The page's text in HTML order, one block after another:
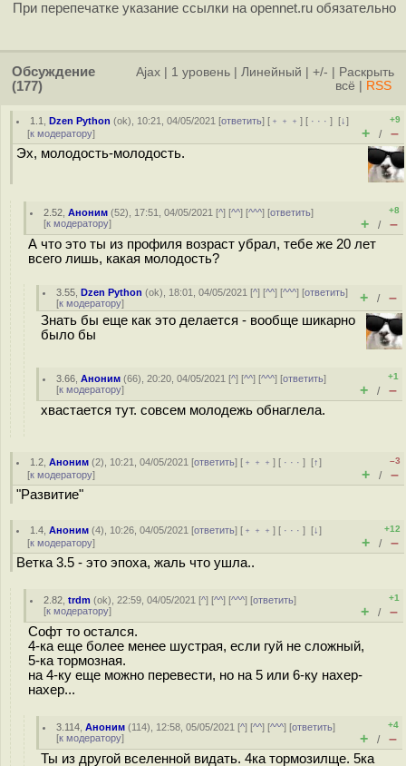
При перепечатке указание ссылки на opennet.ru обязательно
Обсуждение
(177)
Ajax 1 уровень Линейный +/-
Раскрыть
всё
RSS
1.1 ,Dzen Python (ok), 10:21, 04/05/2021 [ответить] [ ﹢﹢﹢] [ · · ·][↓]
[к модератору]
+9
+ / –
Эх, молодость-молодость.
2.52 ,Аноним (52), 17:51, 04/05/2021 [^] [^^] [^^^] [ответить]
[к модератору]
+8
+ / –
А что это ты из профиля возраст убрал, тебе же 20 лет
всего лишь, какая молодость?
3.55 ,Dzen Python (ok), 18:01, 04/05/2021 [^] [^^] [^^^] [ответить]
[к модератору] + / –
Знать бы еще как это делается - вообще шикарно
было бы
3.66 ,Аноним (66), 20:20, 04/05/2021 [^] [^^] [^^^] [ответить]
[к модератору]
+1
+ / –
хвастается тут. совсем молодежь обнаглела.
1.2 ,Аноним (2), 10:21, 04/05/2021 [ответить] [ ﹢﹢﹢] [ · · ·][↑]
[к модератору]
–3
+ / –
"Развитие"
1.4 ,Аноним (4), 10:26, 04/05/2021 [ответить] [ ﹢﹢﹢] [ · · ·][↓]
[к модератору]
+12
+ / –
Ветка 3.5 - это эпоха, жаль что ушла..
2.82 ,trdm (ok), 22:59, 04/05/2021 [^] [^^] [^^^] [ответить]
[к модератору]
+1
+ / –
Софт то остался.
4-ка еще более менее шустрая, если гуй не сложный,
5-ка тормозная.
на 4-ку еще можно перевести, но на 5 или 6-ку нахер-
нахер...
3.114 ,Аноним (114), 12:58, 05/05/2021 [^] [^^] [^^^] [ответить]
[к модератору]
+4
+ / –
Ты из другой вселенной видать. 4ка тормозилще. 5ка